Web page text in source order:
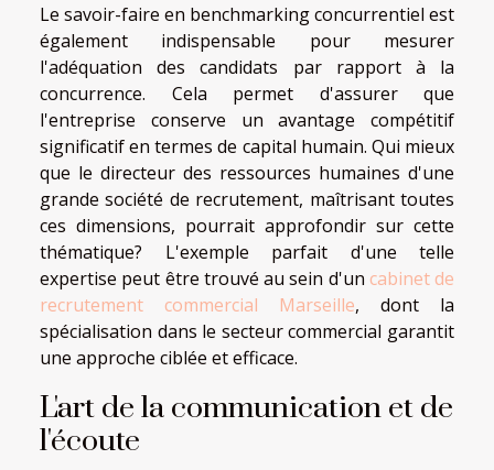
Le savoir-faire en benchmarking concurrentiel est
également indispensable pour mesurer
l'adéquation des candidats par rapport à la
concurrence. Cela permet d'assurer que
l'entreprise conserve un avantage compétitif
significatif en termes de capital humain. Qui mieux
que le directeur des ressources humaines d'une
grande société de recrutement, maîtrisant toutes
ces dimensions, pourrait approfondir sur cette
thématique? L'exemple parfait d'une telle
expertise peut être trouvé au sein d'un cabinet de
recrutement commercial Marseille, dont la
spécialisation dans le secteur commercial garantit
une approche ciblée et efficace.
L'art de la communication et de
l'écoute